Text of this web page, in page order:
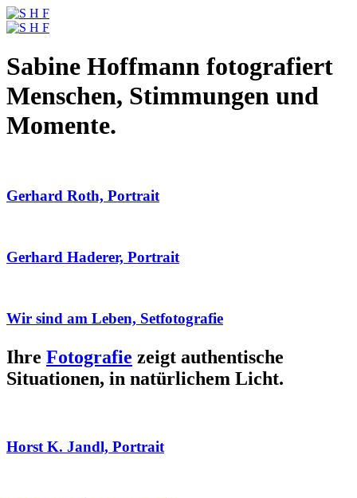
Sabine Hoffmann fotografiert
Menschen, Stimmungen und
Momente.
Gerhard Roth, Portrait
Gerhard Haderer, Portrait
Wir sind am Leben, Setfotografie
Ihre Fotografie zeigt authentische
Situationen, in natürlichem Licht.
Horst K. Jandl, Portrait